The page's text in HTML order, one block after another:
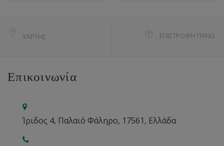
ΧΆΡΤΗΣ ΕΠΙΣΤΡΟΦΉ ΠΆΝΩ
Επικοινωνία
Ίριδος 4, Παλαιό Φάληρο, 17561, Ελλάδα